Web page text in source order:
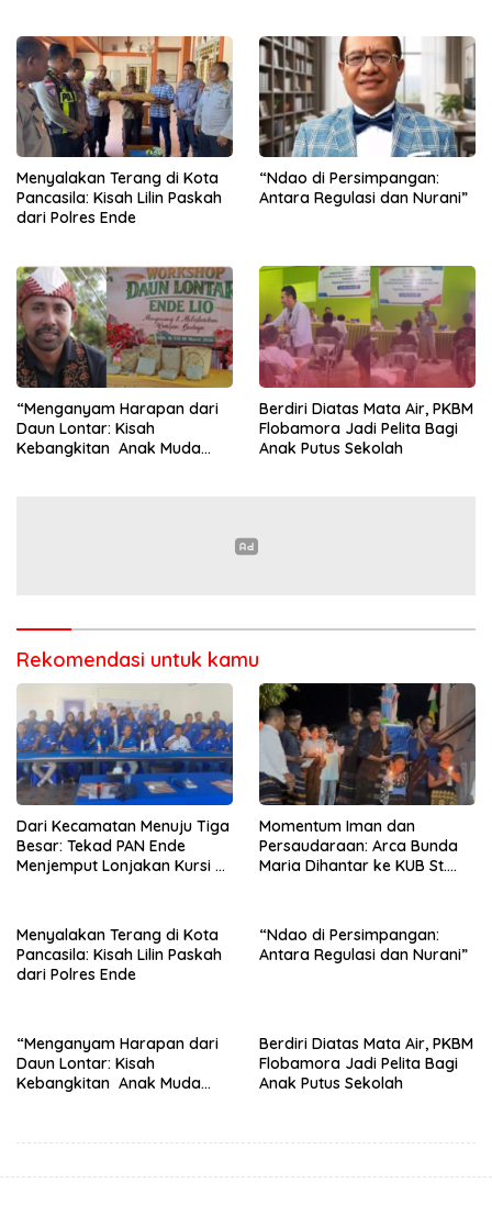
Menyalakan Terang di Kota
Pancasila: Kisah Lilin Paskah
dari Polres Ende
“Ndao di Persimpangan:
Antara Regulasi dan Nurani”
“Menganyam Harapan dari
Daun Lontar: Kisah
Kebangkitan Anak Muda
Berdiri Diatas Mata Air, PKBM
Flobamora Jadi Pelita Bagi
Anak Putus Sekolah
Rekomendasi untuk kamu
Dari Kecamatan Menuju Tiga
Besar: Tekad PAN Ende
Menjemput Lonjakan Kursi di
Momentum Iman dan
Persaudaraan: Arca Bunda
Maria Dihantar ke KUB St.
Menyalakan Terang di Kota
Pancasila: Kisah Lilin Paskah
dari Polres Ende
“Ndao di Persimpangan:
Antara Regulasi dan Nurani”
“Menganyam Harapan dari
Daun Lontar: Kisah
Kebangkitan Anak Muda
Berdiri Diatas Mata Air, PKBM
Flobamora Jadi Pelita Bagi
Anak Putus Sekolah